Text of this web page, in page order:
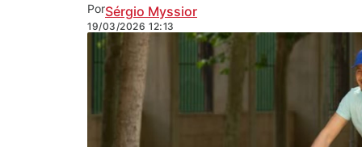
PorSérgio Myssior
19/03/2026 12:13